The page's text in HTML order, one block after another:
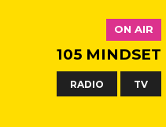
ON AIR
105 MINDSET
RADIO TV